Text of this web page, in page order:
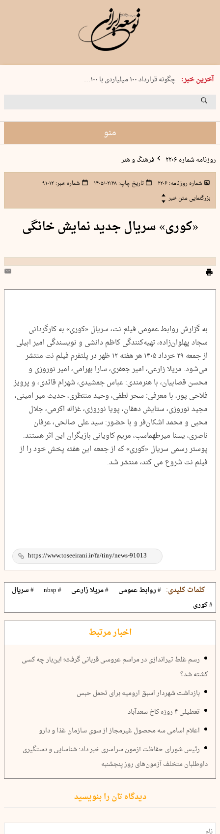
آخرین خبر:
شنبه 17 مرداد 1405 شماره 2244
چگونه قرارداد ۱۰۰ میلیاردی با ۱۰۰…
پنجره‌ای که باز نشد
منو
روزنامه شماره ۲۲۰۶ فرهنگ و هنر
شماره روزنامه:۲۲۰۶ تاریخ چاپ:۱۴۰۵/۰۳/۲۸ شماره خبر:۹۱۰۱۳
بزرگنمایی متن خبر
«کوری» سریال جدید نمایش خانگی
به گزارش روابط عمومی فیلم نت، سریال «کوری» به کارگردانی
سجاد پهلوان‌زاده، تهیه‌کنندگی کاظم دانشی و نویسندگی امیر ابیلی
از جمعه ۲۹ خرداد ۱۴۰۵ هر هفته ۱۲ ظهر در پلتفرم فیلم نت منتشر
می‌شود. مریلا زارعی، امیر جعفری، سارا بهرامی، امیر نوروزی و
محسن قصابیان، با هنرمندی: عباس جمشیدی، شهرام قائدی، و پرویز
فلاحی پور، با معرفی: سحر لطفی، وحید منتظری، حدیث میر امینی،
مجید نوروزی، ستایش دهقان، پویا نوروزی، غزاله اکرمی، جلال
محبی و محمد اشکان‌فر و با حضور: سید علی صالحی، عرفان
ناصری، یسنا میرطهماسب، مریم کاویانی بازیگران این اثر هستند.
پوستر رسمی سریال «کوری» که از جمعه این هفته پخش خود را از
فیلم نت شروع می کند، منتشر شد.
کلمات کلیدی: # روابط عمومی # مریلا زارعی # nbsp
# سریال
# کوری
اخبار مرتبط
رسم غلط تیراندازی در مراسم عروسی قربانی گرفت؛ این‌بار چه کسی
کشته شد؟
بازداشت شهردار اسبق ارومیه برای تحمل حبس
تعطیلی ۴ روزه کاخ سعدآباد
اعلام اسامی سه محصول غیرمجاز از سوی سازمان غذا و دارو
رئیس شورای حفاظت آزمون سراسری خبر داد: شناسایی و دستگیری
داوطلبان متخلف آزمون‌های روز پنجشنبه
دیدگاه تان را بنویسید